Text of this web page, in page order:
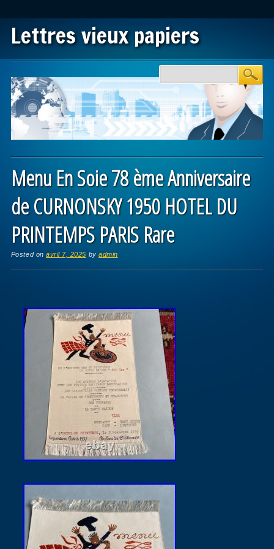
Lettres vieux papiers
Main menu
Menu En Soie 78 ème Anniversaire
de CURNONSKY 1950 HOTEL DU
PRINTEMPS PARIS Rare
Posted onavril 7, 2025 byadmin